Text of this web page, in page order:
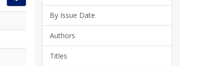
By Issue Date
Authors
Titles